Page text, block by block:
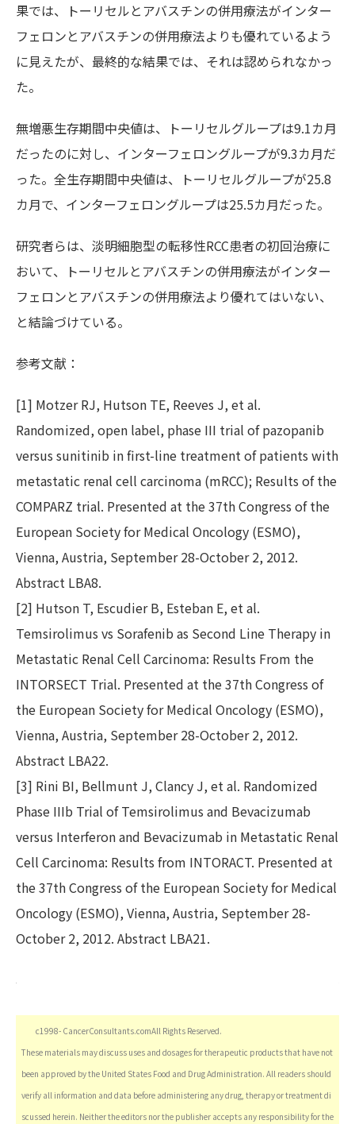
果では、トーリセルとアバスチンの併用療法がインター
フェロンとアバスチンの併用療法よりも優れているよう
に見えたが、最終的な結果では、それは認められなかっ
た。
無増悪生存期間中央値は、トーリセルグループは9.1カ月
だったのに対し、インターフェロングループが9.3カ月だ
った。全生存期間中央値は、トーリセルグループが25.8
カ月で、インターフェロングループは25.5カ月だった。
研究者らは、淡明細胞型の転移性RCC患者の初回治療に
おいて、トーリセルとアバスチンの併用療法がインター
フェロンとアバスチンの併用療法より優れてはいない、
と結論づけている。
参考文献：
[1] Motzer RJ, Hutson TE, Reeves J, et al.
Randomized, open label, phase III trial of pazopanib
versus sunitinib in first-line treatment of patients with
metastatic renal cell carcinoma (mRCC); Results of the
COMPARZ trial. Presented at the 37th Congress of the
European Society for Medical Oncology (ESMO),
Vienna, Austria, September 28-October 2, 2012.
Abstract LBA8.
[2] Hutson T, Escudier B, Esteban E, et al.
Temsirolimus vs Sorafenib as Second Line Therapy in
Metastatic Renal Cell Carcinoma: Results From the
INTORSECT Trial. Presented at the 37th Congress of
the European Society for Medical Oncology (ESMO),
Vienna, Austria, September 28-October 2, 2012.
Abstract LBA22.
[3] Rini BI, Bellmunt J, Clancy J, et al. Randomized
Phase IIIb Trial of Temsirolimus and Bevacizumab
versus Interferon and Bevacizumab in Metastatic Renal
Cell Carcinoma: Results from INTORACT. Presented at
the 37th Congress of the European Society for Medical
Oncology (ESMO), Vienna, Austria, September 28-
October 2, 2012. Abstract LBA21.
c1998- CancerConsultants.comAll Rights Reserved.
These materials may discuss uses and dosages for therapeutic products that have not
been approved by the United States Food and Drug Administration. All readers should
verify all information and data before administering any drug, therapy or treatment di
scussed herein. Neither the editors nor the publisher accepts any responsibility for the